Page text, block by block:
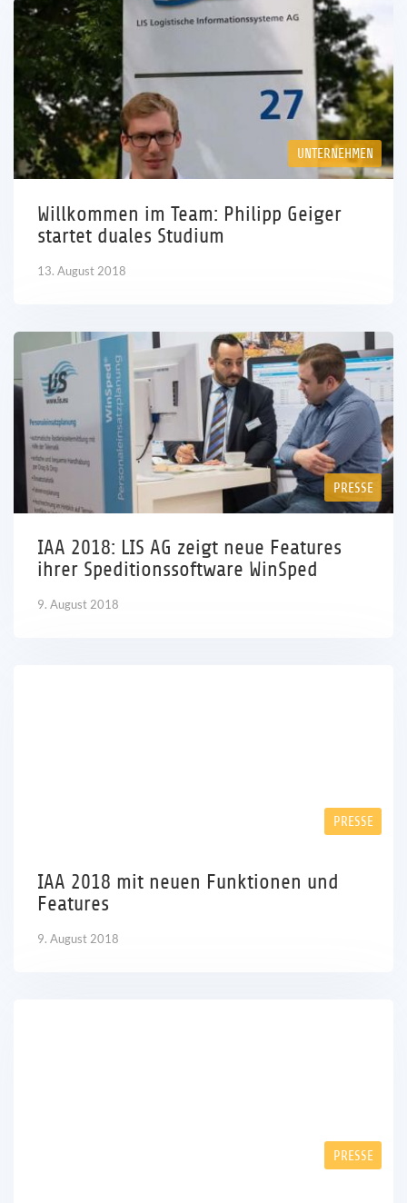
UNTERNEHMEN
Willkommen im Team: Philipp Geiger
startet duales Studium
13. August 2018
PRESSE
IAA 2018: LIS AG zeigt neue Features
ihrer Speditionssoftware WinSped
9. August 2018
PRESSE
IAA 2018 mit neuen Funktionen und
Features
9. August 2018
PRESSE